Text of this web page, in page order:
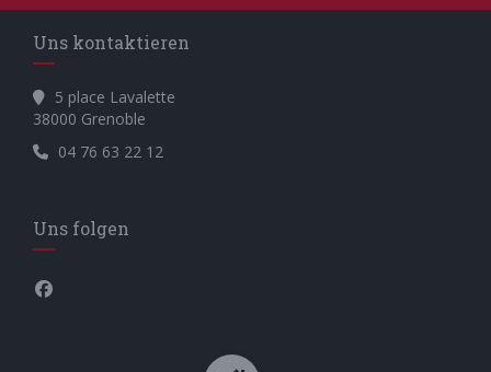
Uns kontaktieren
5 place Lavalette
38000 Grenoble
04 76 63 22 12
Uns folgen
Facebook ((öffnet ein neues Fenster))